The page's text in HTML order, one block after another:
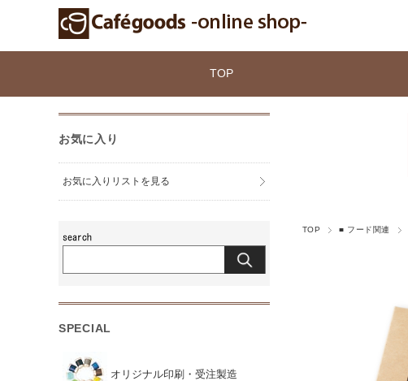
TOP
TOP ■ フード関連
お気に入り
お気に入りリストを見る
SPECIAL
オリジナル印刷・受注製造